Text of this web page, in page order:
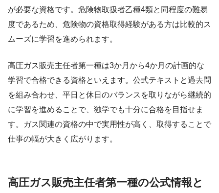
が必要な資格です。危険物取扱者乙種4類と同程度の難易
度であるため、危険物の資格取得経験がある方は比較的ス
ムーズに学習を進められます。
高圧ガス販売主任者第一種は3か月から4か月の計画的な
学習で合格できる資格といえます。公式テキストと過去問
を組み合わせ、平日と休日のバランスを取りながら継続的
に学習を進めることで、独学でも十分に合格を目指せま
す。ガス関連の資格の中で実用性が高く、取得することで
仕事の幅が大きく広がります。
高圧ガス販売主任者第一種の公式情報と